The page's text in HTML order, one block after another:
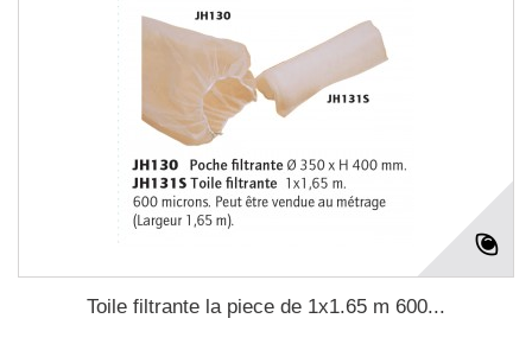
Toile filtrante la piece de 1x1.65 m 600...